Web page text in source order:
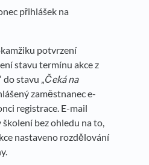
přihlášek na
potvrzení
stavu termínu akce z
do stavu „Čeká na
zaměstnanec e-
registrace. E-mail
bez ohledu na to,
nastaveno rozdělování